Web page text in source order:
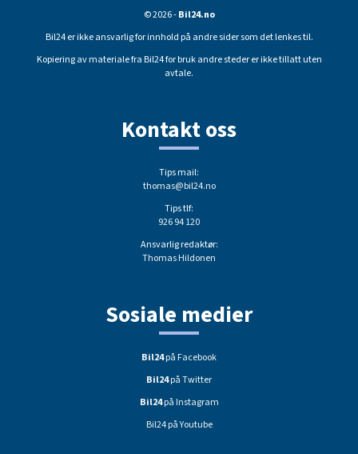
© 2026 -Bil24.no
Bil24 er ikke ansvarlig for innhold på andre sider som det lenkes til.
Kopiering av materiale fra Bil24 for bruk andre steder er ikke tillatt uten
avtale.
Kontakt oss
Tips mail:
thomas@bil24.no
Tips tlf:
926 94 120
Ansvarlig redaktør:
Thomas Hildonen
Sosiale medier
Bil24på Facebook
Bil24på Twitter
Bil24på Instagram
Bil24 på Youtube